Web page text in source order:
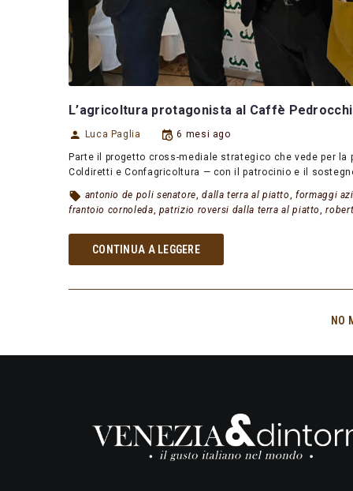
L’agricoltura protagonista al Caffè
Luca Paglia 6 mesi ago
Parte il progetto cross-mediale strategico che vede per
Coldiretti e Confagricoltura — con il patrocinio e il
antonio de poli senatore,dalla terra al piatto,formaggi
frantoio cornoleda, patrizio roversi dalla terra al piatto,
CONTINUA A LEGGERE
NO